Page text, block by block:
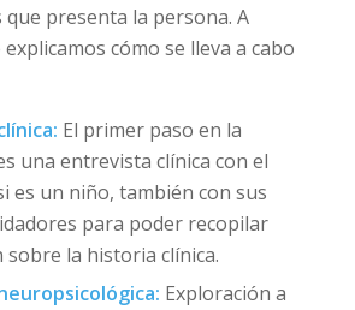
que presenta la persona. A
cómo se lleva a cabo
El primer paso en la
una entrevista clínica con el
es un niño, también con sus
para poder recopilar
la historia clínica.
Exploración a